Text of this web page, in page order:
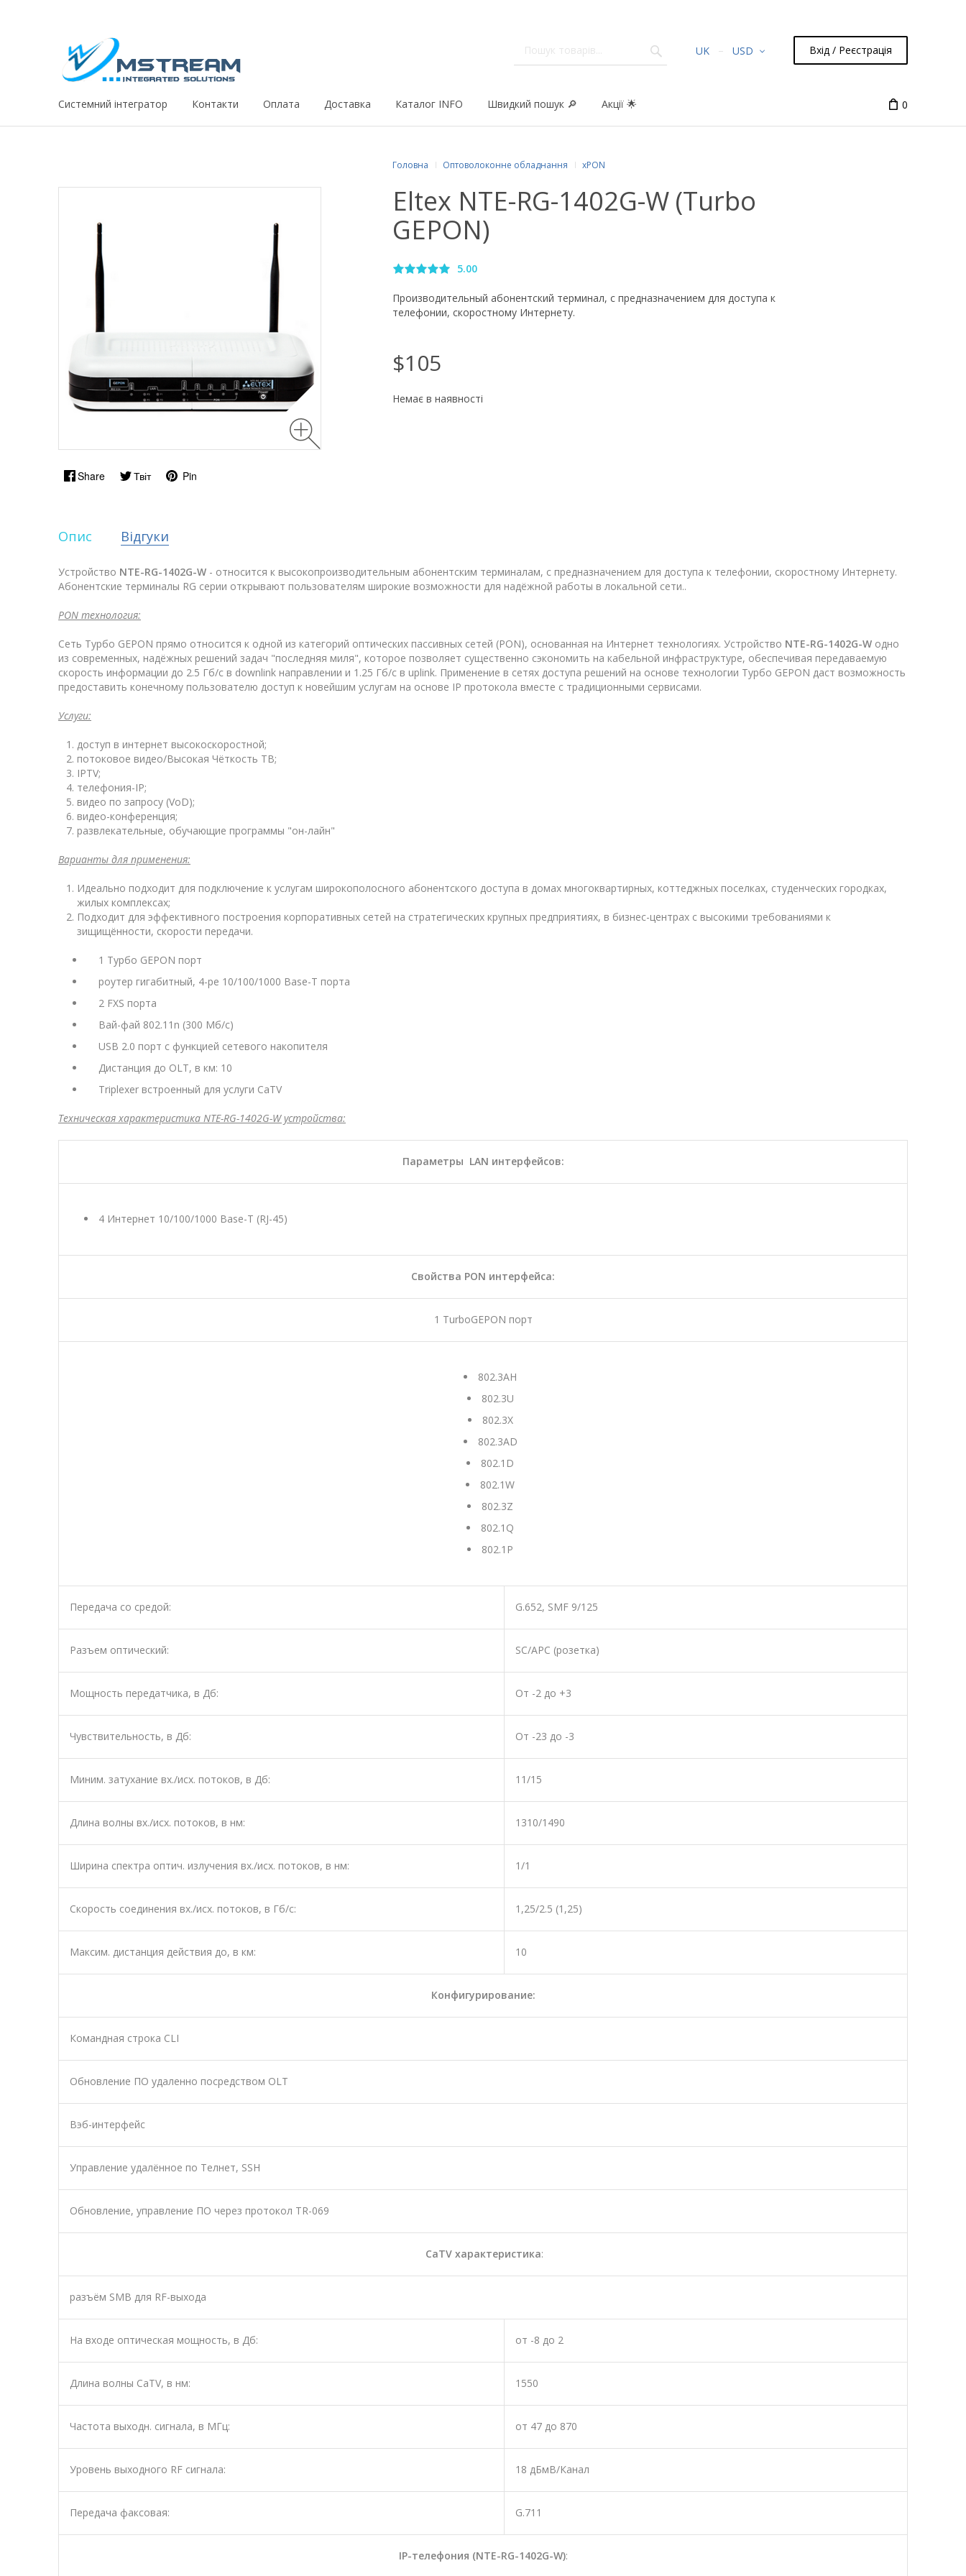
UK USD Вхід / Реєстрація
Системний iнтегратор Контакти Оплата Доставка Каталог INFO Швидкий пошук 🔎 Акції 🌟 0
Share Твіт Pin
Головна Оптоволоконне обладнання xPON
Eltex NTE-RG-1402G-W (Turbo
GEPON)
5.00
Производительный абонентский терминал, с предназначением для доступа к
телефонии, скоростному Интернету.
$105
Немає в наявності
Опис Відгуки
Устройство NTE-RG-1402G-W - относится к высокопроизводительным абонентским терминалам, с предназначением для доступа к телефонии, скоростному Интернету.
Абонентские терминалы RG серии открывают пользователям широкие возможности для надёжной работы в локальной сети..
PON технология:
Сеть Tурбо GEPON прямо относится к одной из категорий оптических пассивных сетей (PON), основанная на Интернет технологиях. Устройство NTE-RG-1402G-W одно
из современных, надёжных решений задач "последняя миля", которое позволяет существенно сэкономить на кабельной инфраструктуре, обеспечивая передаваемую
скорость информации до 2.5 Гб/с в downlink направлении и 1.25 Гб/с в uplink. Применение в сетях доступа решений на основе технологии Tурбо GEPON даст возможность
предоставить конечному пользователю доступ к новейшим услугам на основе IP протоко­ла вместе с традиционными сервисами.
Услуги:
доступ в интернет высокоскоростной;
потоковое видео/Высокая Чёткость TВ;
IPTV;
телефония-IP;
видео по запросу (VoD);
видео-конференция;
развлекательные, обучающие программы "он-лайн"
Варианты для применения:
Идеально подходит для подключение к услугам широкополосного абонентского доступа в домах многоквартирных, коттеджных поселках, студенческих городках,
жилых комплексах;
Подходит для эффективного построения корпоративных сетей на стратегических крупных предприятиях, в бизнес-центрах с высокими требованиями к
зищищённости, скорости передачи.
1 Tурбо GEPON порт
роутер гигабитный, 4-ре 10/100/1000 Base-T порта
2 FXS порта
Вай-фай 802.11n (300 Мб/с)
USB 2.0 порт с функцией сетевого накопителя
Дистанция до OLT, в км: 10
Triplexer встроенный для услуги CaTV
Техническая характеристика NTE-RG-1402G-W устройства:
Параметры LAN интерфейсов:
4 Интернет 10/100/1000 Base-T (RJ-45)
Свойства PON интерфейса:
1 TurboGEPON порт
802.3AH
802.3U
802.3X
802.3AD
802.1D
802.1W
802.3Z
802.1Q
802.1P
Передача со средой: G.652, SMF 9/125
Разъем оптический: SС/АРС (розетка)
Мощность передатчика, в Дб: От -2 до +3
Чувствительность, в Дб: От -23 до -3
Миним. затухание вх./исх. потоков, в Дб: 11/15
Длина волны вх./исх. потоков, в нм: 1310/1490
Ширина спектра оптич. излучения вх./исх. потоков, в нм: 1/1
Скорость соединения вх./исх. потоков, в Гб/с: 1,25/2.5 (1,25)
Максим. дистанция действия до, в км: 10
Конфигурирование:
Командная строка CLI
Обновление ПО удаленно посредством OLT
Вэб-интерфейс
Управление удалённое по Teлнет, SSH
Обновление, управление ПО через протокол TR-069
CaTV характеристика:
разъём SMB для RF-выхода
На входе оптическая мощность, в Дб: от -8 до 2
Длина волны CaTV, в нм: 1550
Частота выходн. сигнала, в МГц: от 47 до 870
Уровень выходного RF сигнала: 18 дБмВ/Канал
Передача факсовая: G.711
IP-телефония (NTE-RG-1402G-W):